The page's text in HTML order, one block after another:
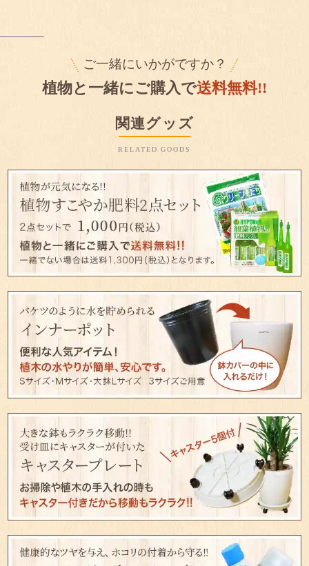
ご一緒にいかがですか？
植物と一緒にご購入で送料無料!!
関連グッズ
RELATED GOODS